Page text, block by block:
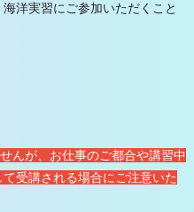
洋実習にご参加いただくこと
んが、お仕事のご都合や講習中
受講される場合にご注意いた